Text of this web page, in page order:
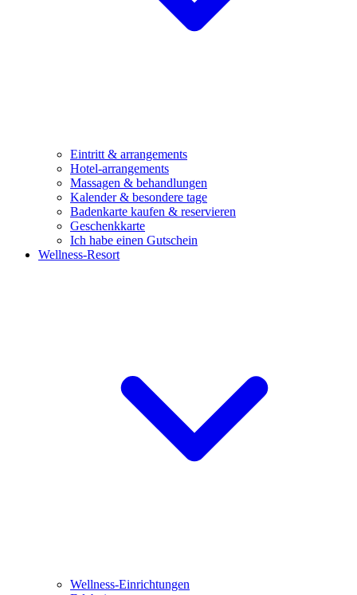
Eintritt & arrangements
Hotel-arrangements
Massagen & behandlungen
Kalender & besondere tage
Badenkarte kaufen & reservieren
Geschenkkarte
Ich habe einen Gutschein
Wellness-Resort
Wellness-Einrichtungen